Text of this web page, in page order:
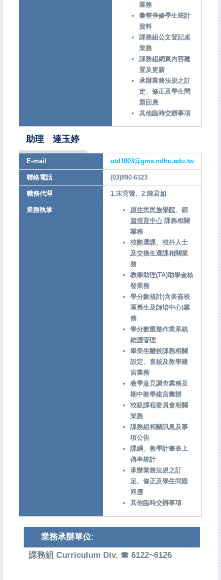
業務
彙整停修學生統計
資料
課務組公文登記桌
業務
課務組網頁內容建
置及更新
承辦業務法規之訂
定、修正及學生問
題回應
其他臨時交辦事項
助理 達玉婷
E-mail utd1003@gms.ndhu.edu.tw
聯絡電話 (03)890-6123
職務代理 1.宋育縈、2.陳君如
業務執掌 原住民民族學院、 師
資培育中心課務相關
業務
校際選課、校外人士
及交換生選課相關業
務
教學助理(TA)助學金核
發業務
學分數核計(含美崙校
區舊生及師培中心)業
務
學分數匯整作業系統
維護管理
畢業生離校課務相關
設定、查核及教學建
言業務
教學意見調查業務及
期中教學建言彙辦
校級課程委員會相關
業務
課務組相關訊息及事
項公告
課綱、教學計畫表上
傳率統計
承辦業務法規之訂
定、修正及學生問題
回應
其他臨時交辦事項
業務承辦單位:
課務組 Curriculum Div. ☎ 6122~6126